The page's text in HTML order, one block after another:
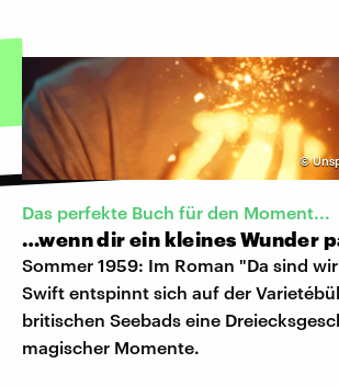
©
Das perfekte Buch für den Moment...
…wenn dir ein kleines Wunder
Sommer 1959: Im Roman "Da sind
Swift entspinnt sich auf der
britischen Seebads eine
magischer Momente.